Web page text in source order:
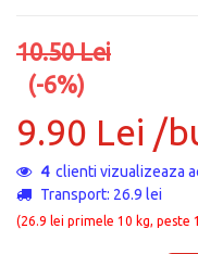
10.50 Lei
(-6%)
9.90
4clienti vizualizeaza
Transport: 26.9 lei
(26.9 lei primele 10 kg, peste